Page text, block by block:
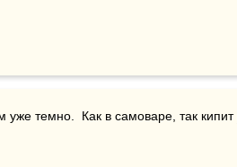
темно.  Как в самоваре, так кипит